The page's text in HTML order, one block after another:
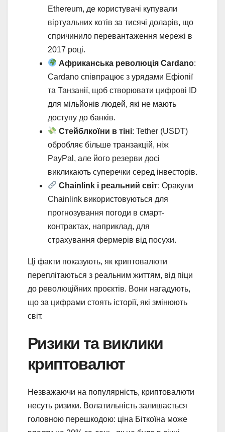
Ethereum, де користувачі купували
віртуальних котів за тисячі доларів, що
спричинило перевантаження мережі в
2017 році.
Африканська революція Cardano:
Cardano співпрацює з урядами Ефіопії
та Танзанії, щоб створювати цифрові ID
для мільйонів людей, які не мають
доступу до банків.
Стейблкоїни в тіні: Tether (USDT)
обробляє більше транзакцій, ніж
PayPal, але його резерви досі
викликають суперечки серед інвесторів.
Chainlink і реальний світ: Оракули
Chainlink використовуються для
прогнозування погоди в смарт-
контрактах, наприклад, для
страхування фермерів від посухи.
Ці факти показують, як криптовалюти
переплітаються з реальним життям, від піци
до революційних проєктів. Вони нагадують,
що за цифрами стоять історії, які змінюють
світ.
Ризики та виклики
криптовалют
Незважаючи на популярність, криптовалюти
несуть ризики. Волатильність залишається
головною перешкодою: ціна Біткоїна може